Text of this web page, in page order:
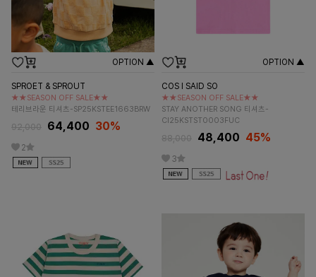
OPTION ▲
SPROET & SPROUT
★★SEASON OFF SALE★★
테리브라운 티셔츠-SP25KSTEE1663BRW
92,000 64,400 30%
2
OPTION ▲
COS I SAID SO
★★SEASON OFF SALE★★
STAY ANOTHER SONG 티셔츠-
CI25KSTST0003FUC
88,000 48,400 45%
3